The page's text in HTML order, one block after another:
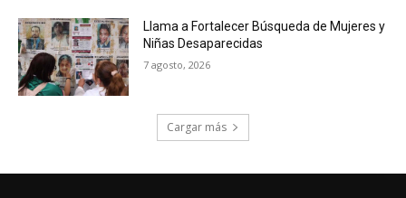
Llama a Fortalecer Búsqueda de Mujeres y
Niñas Desaparecidas
7 agosto, 2026
Cargar más